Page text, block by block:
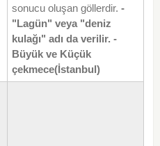
sonucu oluşan göllerdir. -
"Lagün" veya "deniz
kulağı" adı da verilir. -
Büyük ve Küçük
çekmece(İstanbul)